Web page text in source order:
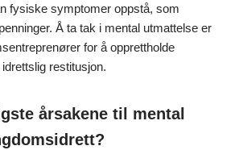
fysiske symptomer oppstå, som
Å ta tak i mental utmattelse er
for å opprettholde
restitusjon.
årsakene til mental